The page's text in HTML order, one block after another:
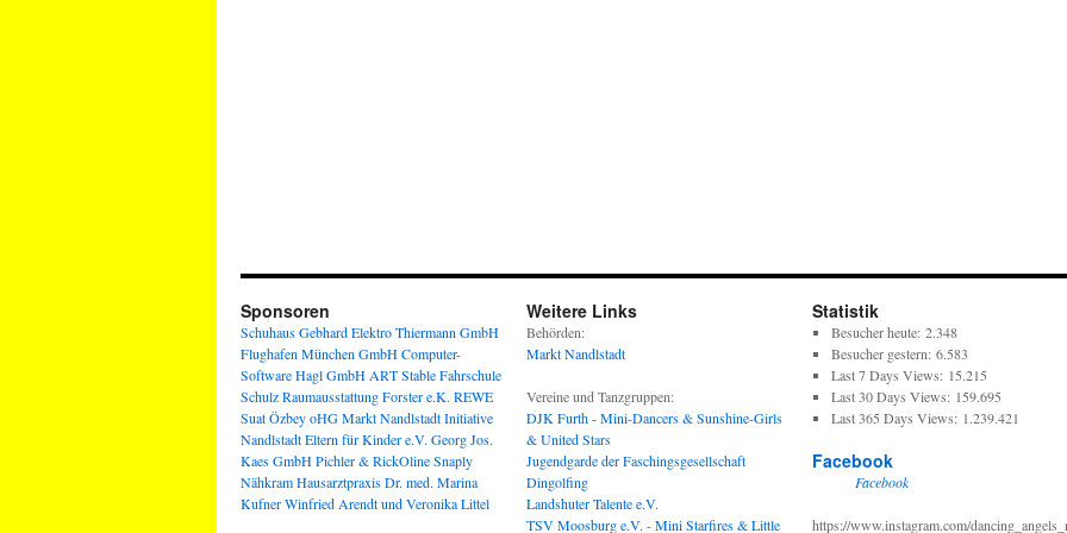
Sponsoren
Schuhaus GebhardElektro Thiermann GmbH
Flughafen München GmbHComputer-
Software Hagl GmbH ART StableFahrschule
SchulzRaumausstattung Forster e.K. REWE
Suat Özbey oHGMarkt NandlstadtInitiative
Nandlstadt Eltern für Kinder e.V. Georg Jos.
Kaes GmbHPichler & RickOlineSnaply
NähkramHausarztpraxis Dr. med. Marina
KufnerWinfried Arendt und Veronika Littel
Weitere Links
Behörden:
Markt Nandlstadt
Vereine und Tanzgruppen:
DJK Furth - Mini-Dancers & Sunshine-Girls
& United Stars
Jugendgarde der Faschingsgesellschaft
Dingolfing
Landshuter Talente e.V.
TSV Moosburg e.V. - Mini Starfires & Little
Statistik
Besucher heute: 2.348
Besucher gestern: 6.583
Last 7 Days Views: 15.215
Last 30 Days Views: 159.695
Last 365 Days Views: 1.239.421
Facebook
Facebook
https://www.instagram.com/